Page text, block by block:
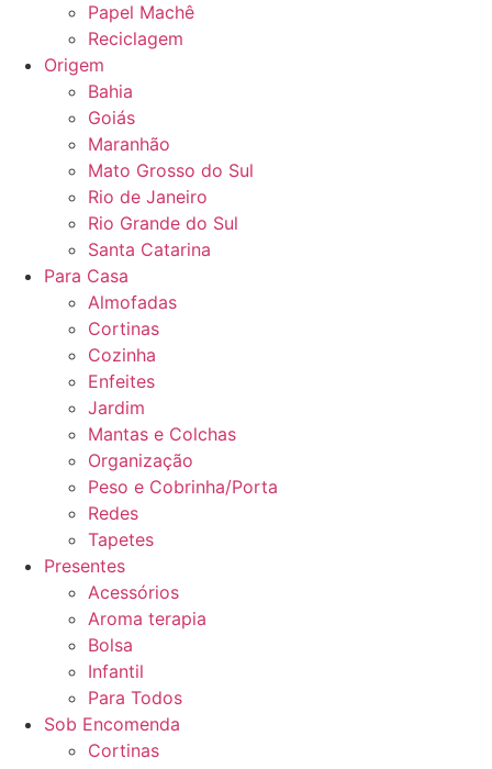
Papel Machê
Reciclagem
Origem
Bahia
Goiás
Maranhão
Mato Grosso do Sul
Rio de Janeiro
Rio Grande do Sul
Santa Catarina
Para Casa
Almofadas
Cortinas
Cozinha
Enfeites
Jardim
Mantas e Colchas
Organização
Peso e Cobrinha/Porta
Redes
Tapetes
Presentes
Acessórios
Aroma terapia
Bolsa
Infantil
Para Todos
Sob Encomenda
Cortinas